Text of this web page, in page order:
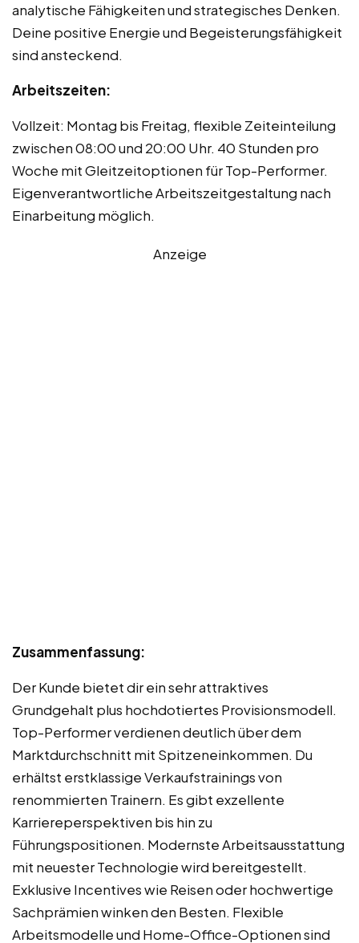
analytische Fähigkeiten und strategisches Denken.
Deine positive Energie und Begeisterungsfähigkeit
sind ansteckend.
Arbeitszeiten:
Vollzeit: Montag bis Freitag, flexible Zeiteinteilung
zwischen 08:00 und 20:00 Uhr. 40 Stunden pro
Woche mit Gleitzeitoptionen für Top-Performer.
Eigenverantwortliche Arbeitszeitgestaltung nach
Einarbeitung möglich.
Anzeige
Zusammenfassung:
Der Kunde bietet dir ein sehr attraktives
Grundgehalt plus hochdotiertes Provisionsmodell.
Top-Performer verdienen deutlich über dem
Marktdurchschnitt mit Spitzeneinkommen. Du
erhältst erstklassige Verkaufstrainings von
renommierten Trainern. Es gibt exzellente
Karriereperspektiven bis hin zu
Führungspositionen. Modernste Arbeitsausstattung
mit neuester Technologie wird bereitgestellt.
Exklusive Incentives wie Reisen oder hochwertige
Sachprämien winken den Besten. Flexible
Arbeitsmodelle und Home-Office-Optionen sind